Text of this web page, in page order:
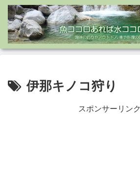
伊那キノコ狩り
スポンサーリンク